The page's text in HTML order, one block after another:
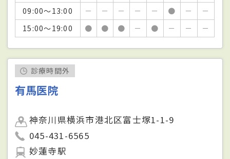
09:00～13:00
－ － － － － ● －
－
15:00～19:00
● ● ● － ● － － －
診療時間外
有馬医院
神奈川県横浜市港北区富士塚1-1-9
045-431-6565
妙蓮寺駅